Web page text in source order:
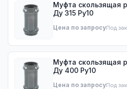
Муфта скользящая
Ду 315 Ру10
Цена по запросуПод
Муфта скользящая
Ду 400 Ру10
Цена по запросуПод